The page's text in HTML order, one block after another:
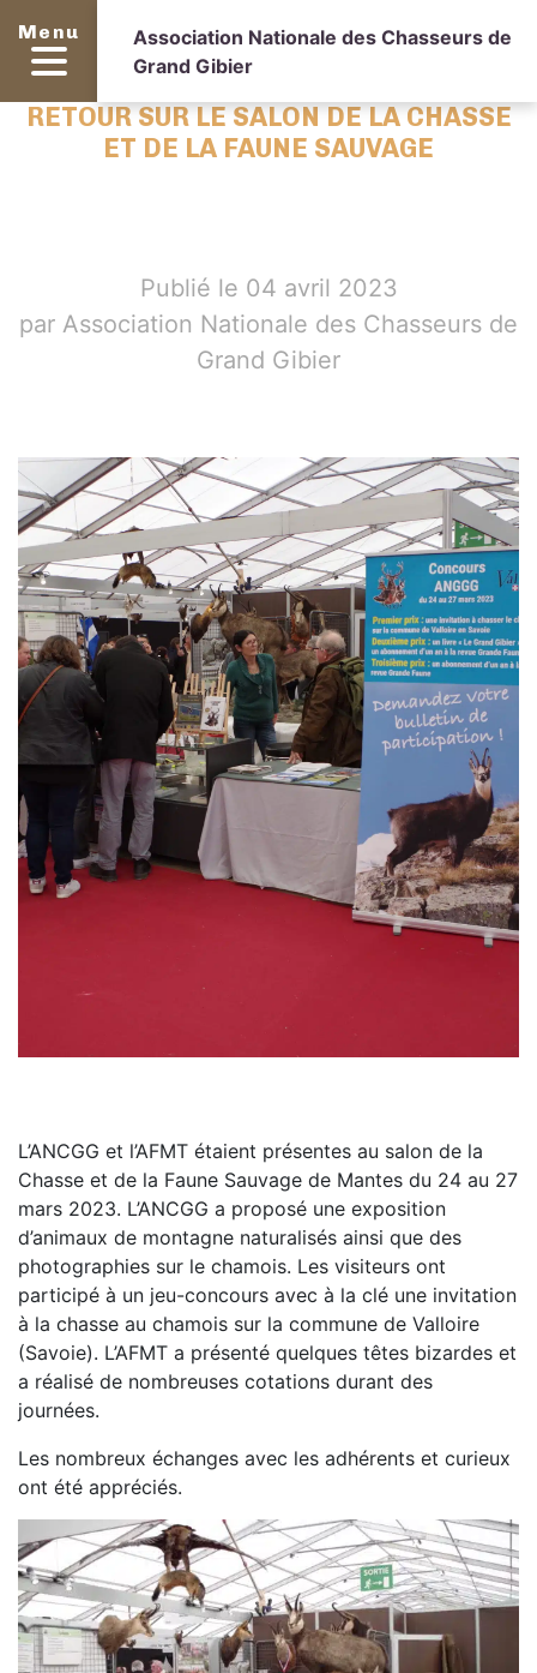
Menu
Association Nationale des Chasseurs de
Grand Gibier
RETOUR SUR LE SALON DE LA CHASSE
ET DE LA FAUNE SAUVAGE
Publié le 04 avril 2023
par Association Nationale des Chasseurs de
Grand Gibier
L’ANCGG et l’AFMT étaient présentes au salon de la
Chasse et de la Faune Sauvage de Mantes du 24 au 27
mars 2023. L’ANCGG a proposé une exposition
d’animaux de montagne naturalisés ainsi que des
photographies sur le chamois. Les visiteurs ont
participé à un jeu-concours avec à la clé une invitation
à la chasse au chamois sur la commune de Valloire
(Savoie). L’AFMT a présenté quelques têtes bizardes et
a réalisé de nombreuses cotations durant des
journées.
Les nombreux échanges avec les adhérents et curieux
ont été appréciés.